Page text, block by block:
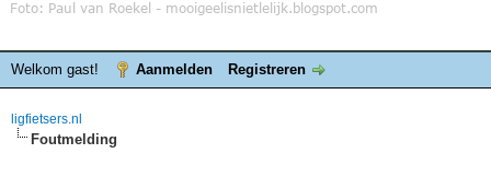
Welkom gast! Aanmelden Registreren
ligfietsers.nl
Foutmelding